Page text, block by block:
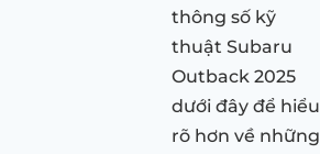
thông số kỹ
thuật Subaru
Outback 2025
dưới đây để hiểu
rõ hơn về những